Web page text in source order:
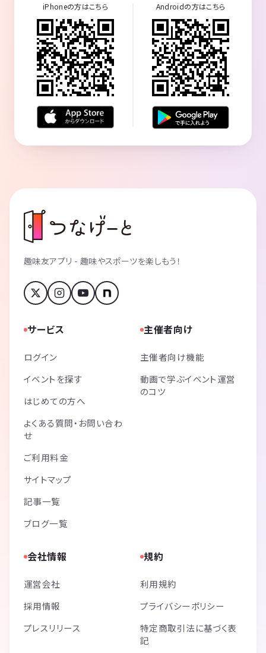
iPhoneの方はこちら Androidの方はこちら
趣味友アプリ - 趣味やスポーツを楽しもう！
サービス
ログイン
イベントを探す
はじめての方へ
よくある質問・お問い合わ
せ
ご利用料金
サイトマップ
記事一覧
ブログ一覧
主催者向け
主催者向け機能
動画で学ぶイベント運営
のコツ
会社情報
運営会社
採用情報
プレスリリース
規約
利用規約
プライバシーポリシー
特定商取引法に基づく表
記